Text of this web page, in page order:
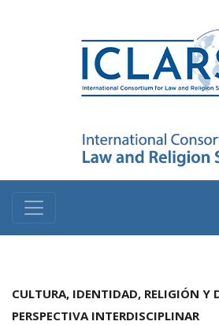
CULTURA, IDENTIDAD, RELIGIÓN Y
PERSPECTIVA INTERDISCIPLINAR